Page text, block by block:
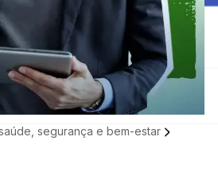
segurança e bem-estar